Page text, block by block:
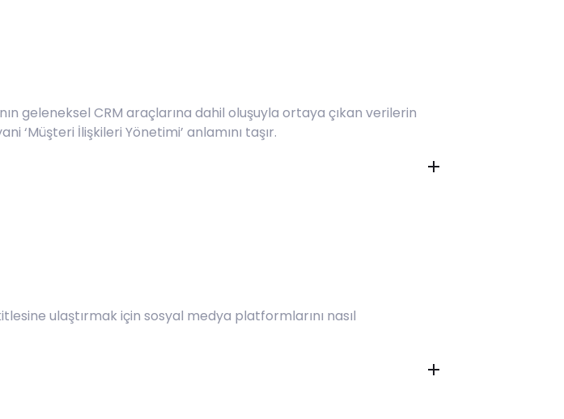
geleneksel CRM araçlarına dahil oluşuyla ortaya çıkan verilerin
‘Müşteri İlişkileri Yönetimi’ anlamını taşır.